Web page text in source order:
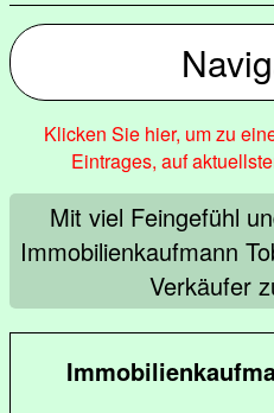
Klicken Sie hier, um zu
Eintrages, auf
Mit viel Feingefühl
Immobilienkaufmann
Verkäufer